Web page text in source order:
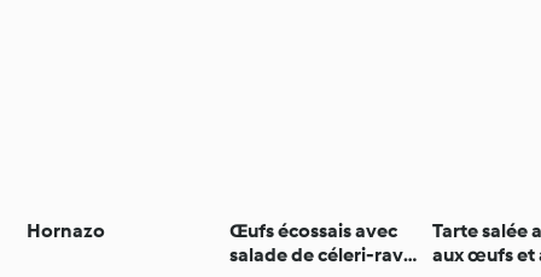
Hornazo
Œufs écossais avec
salade de céleri-rave
Tarte salée
aux œufs et